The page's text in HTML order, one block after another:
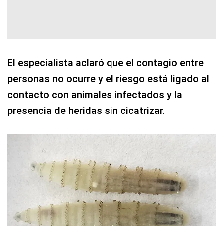
El especialista aclaró que el contagio entre
personas no ocurre y el riesgo está ligado al
contacto con animales infectados y la
presencia de heridas sin cicatrizar.